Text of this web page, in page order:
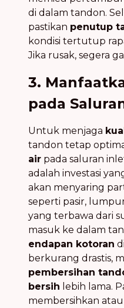
di dalam tandon.
pastikan penutup
kondisi tertutup
Jika rusak, segera
3.
pada
Untuk menjaga
tandon tetap
air pada saluran
adalah investasi
akan menyaring
seperti pasir,
yang terbawa dari
masuk ke dalam
endapan kotoran
berkurang drastis,
pembersihan
bersih lebih lama.
membersihkan